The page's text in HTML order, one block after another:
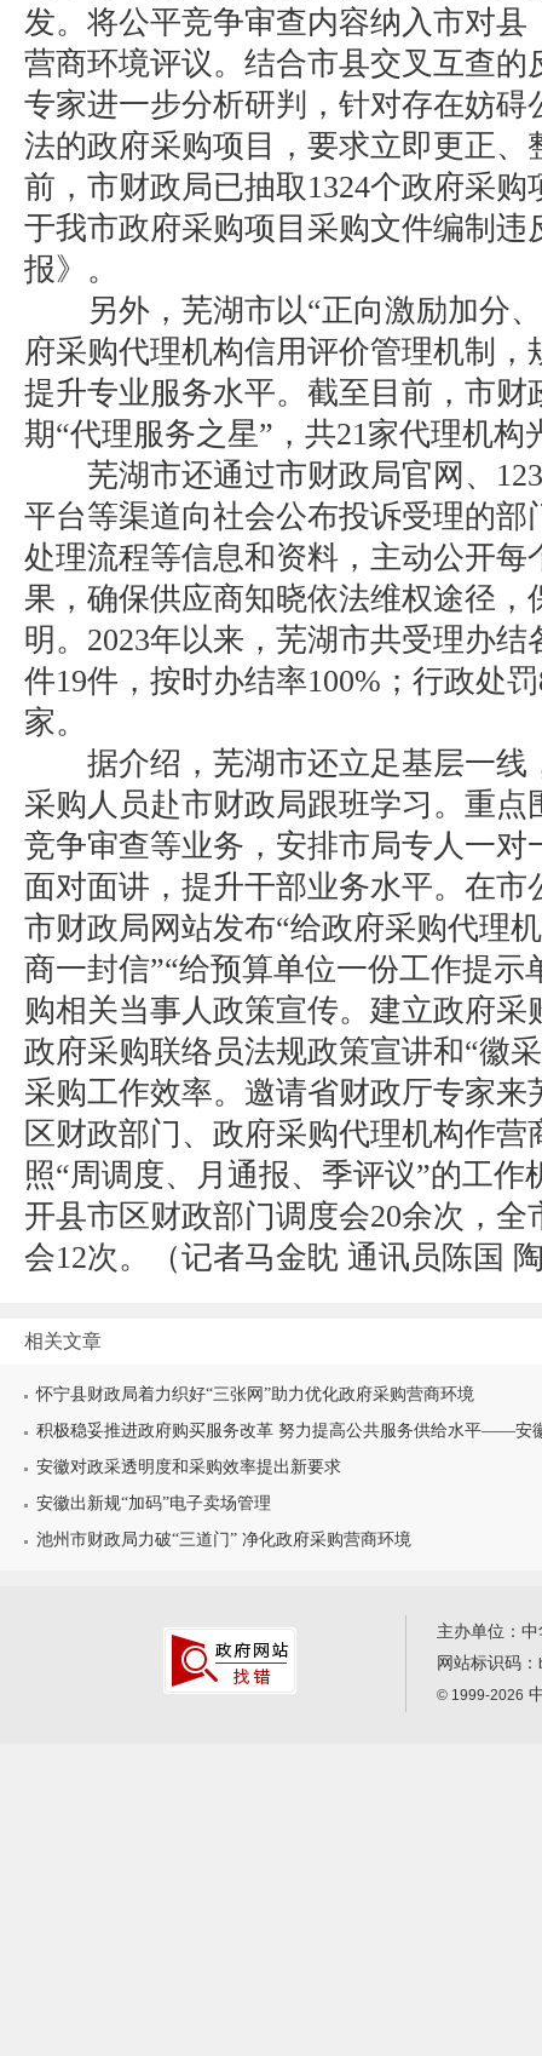
发。将公平竞争审查内容纳入市对县
营商环境评议。结合市县交叉互查的
专家进一步分析研判，针对存在妨碍
法的政府采购项目，要求立即更正、
前，市财政局已抽取1324个政府采购
于我市政府采购项目采购文件编制违
报》。
另外，芜湖市以“正向激励加分、
府采购代理机构信用评价管理机制，
提升专业服务水平。截至目前，市财
期“代理服务之星”，共21家代理机构
芜湖市还通过市财政局官网、
平台等渠道向社会公布投诉受理的部
处理流程等信息和资料，主动公开每
果，确保供应商知晓依法维权途径，
明。2023年以来，芜湖市共受理办
件19件，按时办结率100%；行政处
家。
据介绍，芜湖市还立足基层一线
采购人员赴市财政局跟班学习。重点
竞争审查等业务，安排市局专人一对
面对面讲，提升干部业务水平。在市
市财政局网站发布“给政府采购代理
商一封信”“给预算单位一份工作提示
购相关当事人政策宣传。建立政府采
政府采购联络员法规政策宣讲和“徽
采购工作效率。邀请省财政厅专家来
区财政部门、政府采购代理机构作
照“周调度、月通报、季评议”的工作
开县市区财政部门调度会20余次，
会12次。（记者马金眈 通讯员陈国
相关文章
怀宁县财政局着力织好“三张网”助力优化政府采购营商环境
积极稳妥推进政府购买服务改革 努力提高公共服务供给水平——安
安徽对政采透明度和采购效率提出新要求
安徽出新规“加码”电子卖场管理
池州市财政局力破“三道门” 净化政府采购营商环境
主办单位：
网站标识码：
© 1999-2026